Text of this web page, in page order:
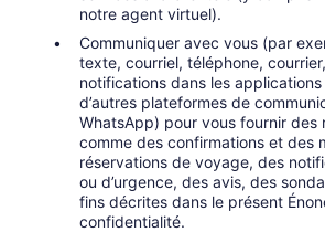
notre agent virtuel).
Communiquer avec vous (par
texte, courriel, téléphone,
notifications dans les
d’autres plateformes de
WhatsApp) pour vous fournir des
comme des confirmations et des
réservations de voyage, des
ou d’urgence, des avis, des
fins décrites dans le présent
confidentialité.